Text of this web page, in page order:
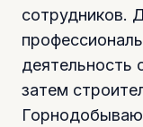
сотрудников.
деятельность
затем